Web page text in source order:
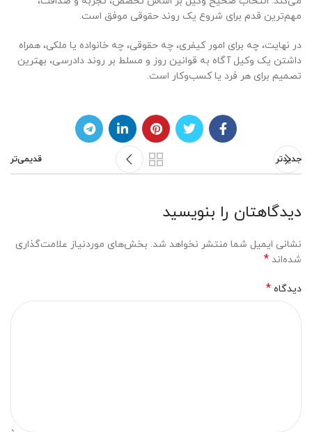
مهم‌ترین قدم برای شروع یک روند حقوقی موفق است.
در نهایت، چه برای امور کیفری، چه حقوقی، چه خانواده یا ملکی، همراه
داشتن یک وکیل آگاه به قوانین روز و مسلط بر روند دادرسی، بهترین
تصمیم برای هر فرد یا کسب‌وکار است.
جدیدتر قدیمی‌تر
دیدگاهتان را بنویسید
نشانی ایمیل شما منتشر نخواهد شد. بخش‌های موردنیاز علامت‌گذاری
شده‌اند *
دیدگاه *